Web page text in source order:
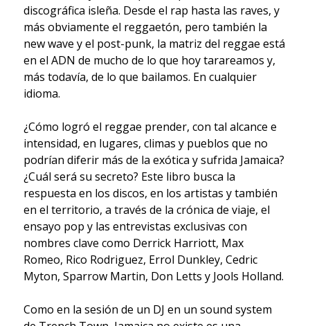
discográfica isleña. Desde el rap hasta las raves, y
más obviamente el reggaetón, pero también la
new wave y el post-punk, la matriz del reggae está
en el ADN de mucho de lo que hoy tarareamos y,
más todavía, de lo que bailamos. En cualquier
idioma.
¿Cómo logró el reggae prender, con tal alcance e
intensidad, en lugares, climas y pueblos que no
podrían diferir más de la exótica y sufrida Jamaica?
¿Cuál será su secreto? Este libro busca la
respuesta en los discos, en los artistas y también
en el territorio, a través de la crónica de viaje, el
ensayo pop y las entrevistas exclusivas con
nombres clave como Derrick Harriott, Max
Romeo, Rico Rodriguez, Errol Dunkley, Cedric
Myton, Sparrow Martin, Don Letts y Jools Holland.
Como en la sesión de un DJ en un sound system